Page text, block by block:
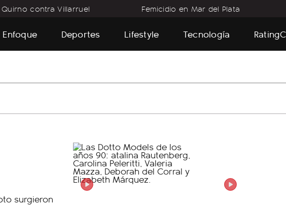
Quirno contra Villarruel Femicidio en Mar del Plata
Enfoque Deportes Lifestyle Tecnología